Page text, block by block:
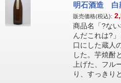
明石酒造
販売価格(税込):
商品名「?な
んだこれは?
口にした蔵人
した。芋焼酎
上げた、フル
り、すっきり